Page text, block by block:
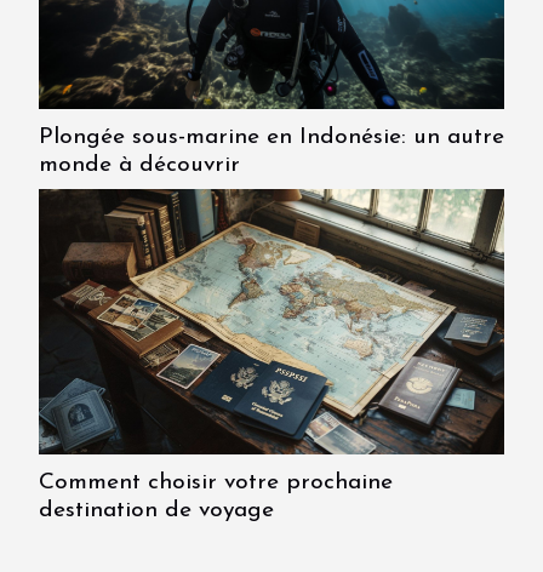
Plongée sous-marine en Indonésie: un autre
monde à découvrir
Comment choisir votre prochaine
destination de voyage